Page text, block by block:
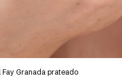
Fay Granada prateado